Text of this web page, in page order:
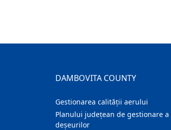
DAMBOVITA COUNTY
Gestionarea calității aerului
Planului județean de gestionare a
deșeurilor